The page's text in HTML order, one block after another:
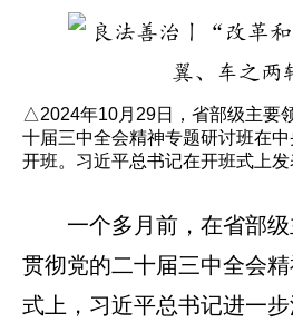
△2024年10月29日，省部级主要
十届三中全会精神专题研讨班在
开班。习近平总书记在开班式上发
一个多月前，在省部
贯彻党的二十届三中全会
式上，习近平总书记进一